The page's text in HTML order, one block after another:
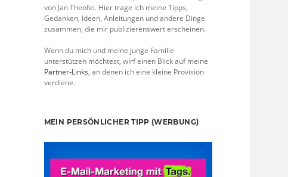
von Jan Theofel. Hier trage ich meine Tipps,
Gedanken, Ideen, Anleitungen und andere Dinge
zusammen, die mir publizierenswert erscheinen.
Wenn du mich und meine junge Familie
unterstützen möchtest, wirf einen Blick auf meine
Partner-Links, an denen ich eine kleine Provision
verdiene.
MEIN PERSÖNLICHER TIPP (WERBUNG)